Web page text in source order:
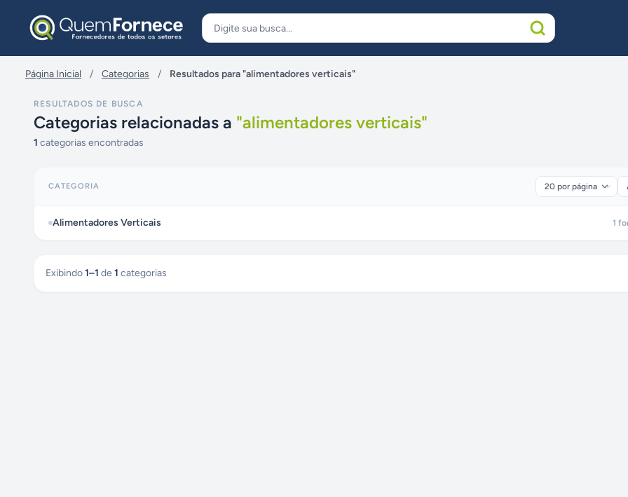
Página Inicial / Categorias / Resultados para "alimentadores verticais"
RESULTADOS DE BUSCA
Categorias relacionadas a "alimentadores verticais"
1 categorias encontradas
CATEGORIA
Alimentadores Verticais 1
Exibindo1–1 de 1 categorias